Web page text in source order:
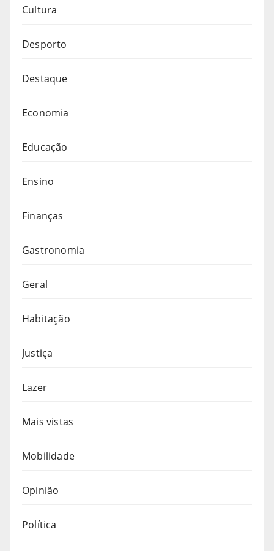
Cultura
Desporto
Destaque
Economia
Educação
Ensino
Finanças
Gastronomia
Geral
Habitação
Justiça
Lazer
Mais vistas
Mobilidade
Opinião
Política